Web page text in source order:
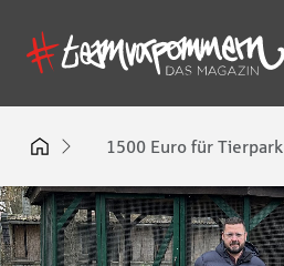
1500 Euro für